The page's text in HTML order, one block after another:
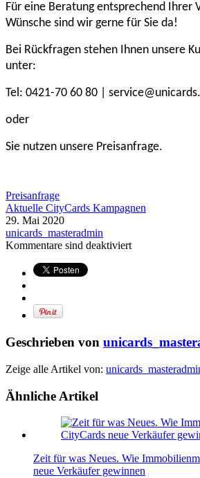
Für eine Beratung entsprechend Ihrer
Wünsche sind wir gerne für Sie da!
Bei Rückfragen stehen Ihnen unsere
unter:
Tel: 0421-70 60 80 |
oder
Sie nutzen unsere Preisanfrage.
Preisanfrage
Aktuelle CityCards Kampagnen
29. Mai 2020
unicards_masteradmin
Kommentare sind deaktiviert
Geschrieben von
Zeige alle Artikel von:
Ähnliche Artikel
Zeit für was Neues. Wie
neue Verkäufer gewinnen